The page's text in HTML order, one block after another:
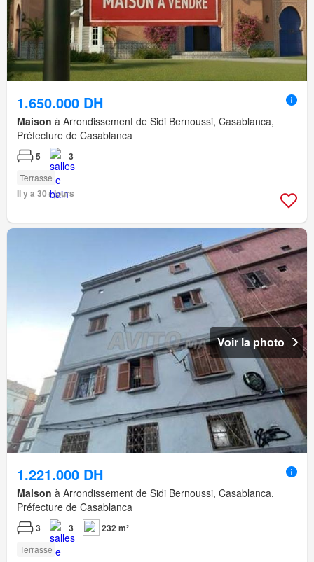
1.650.000 DH
Maison à Arrondissement de Sidi Bernoussi, Casablanca,
Préfecture de Casablanca
5 3
Terrasse
Il y a 30+ jours
Voir la photo
1.221.000 DH
Maison à Arrondissement de Sidi Bernoussi, Casablanca,
Préfecture de Casablanca
3 3 232 m²
Terrasse